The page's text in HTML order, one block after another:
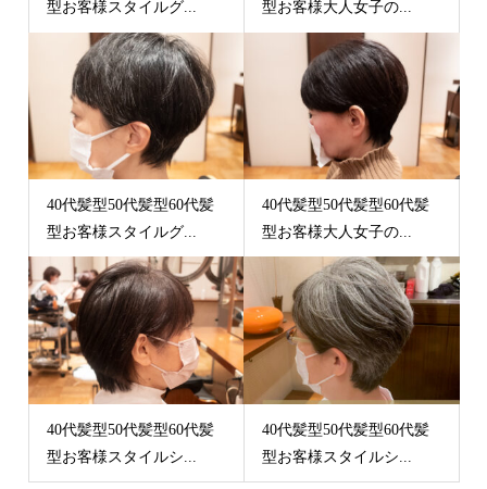
型お客様スタイルグ...
型お客様大人女子の...
40代髪型50代髪型60代髪
型お客様スタイルグ...
40代髪型50代髪型60代髪
型お客様大人女子の...
40代髪型50代髪型60代髪
型お客様スタイルシ...
40代髪型50代髪型60代髪
型お客様スタイルシ...